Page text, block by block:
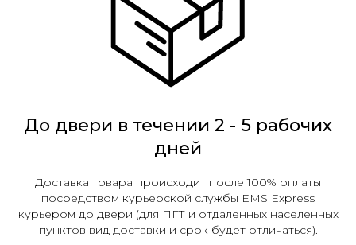
До двери в течении 2 - 5 рабочих
дней
Доставка товара происходит после 100% оплаты
посредством курьерской службы EMS Express
курьером до двери (для ПГТ и отдаленных населенных
пунктов вид доставки и срок будет отличаться).